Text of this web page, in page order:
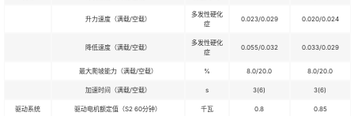
升力速度（满载/空载）
多发性硬化
症
0.023/0.029 0.020/0.024
降低速度（满载/空载）
多发性硬化
症
0.055/0.032 0.033/0.029
最大爬坡能力（满载/空载） % 8.0/20.0 8.0/20.0
加速时间（满载/空载） s 3(6) 3(6)
驱动系统 驱动电机额定值（S2 60分钟） 千瓦 0.8 0.85